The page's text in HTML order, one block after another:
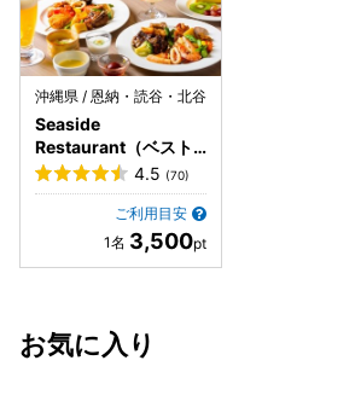
沖縄県 / 恩納・読谷・北谷
Seaside
Restaurant（ベスト
ウェスタン沖縄恩納ビ
ーチ内）
4.5 (70)
ご利用目安
3,500
お気に入り